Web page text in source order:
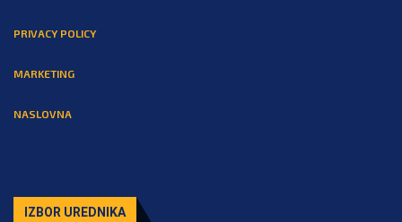
PRIVACY POLICY
MARKETING
NASLOVNA
IZBOR UREDNIKA